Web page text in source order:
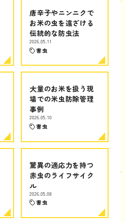
唐辛子やニンニクで
お米の虫を遠ざける
伝統的な防虫法
2026.05.11
害虫
大量のお米を扱う現
場での米虫防除管理
事例
2026.05.10
害虫
驚異の適応力を持つ
赤虫のライフサイク
ル
2026.05.08
害虫